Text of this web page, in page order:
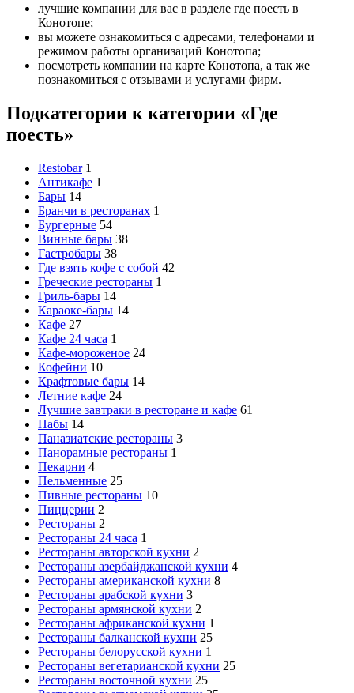
лучшие компании для вас в разделе где поесть в
Конотопе;
вы можете ознакомиться с адресами, телефонами и
режимом работы организаций Конотопа;
посмотреть компании на карте Конотопа, а так же
познакомиться с отзывами и услугами фирм.
Подкатегории к категории «Где
поесть»
Restobar 1
Антикафе 1
Бары 14
Бранчи в ресторанах 1
Бургерные 54
Винные бары 38
Гастробары 38
Где взять кофе с собой 42
Греческие рестораны 1
Гриль-бары 14
Караоке-бары 14
Кафе 27
Кафе 24 часа 1
Кафе-мороженое 24
Кофейни 10
Крафтовые бары 14
Летние кафе 24
Лучшие завтраки в ресторане и кафе 61
Пабы 14
Паназиатские рестораны 3
Панорамные рестораны 1
Пекарни 4
Пельменные 25
Пивные рестораны 10
Пиццерии 2
Рестораны 2
Рестораны 24 часа 1
Рестораны авторской кухни 2
Рестораны азербайджанской кухни 4
Рестораны американской кухни 8
Рестораны арабской кухни 3
Рестораны армянской кухни 2
Рестораны африканской кухни 1
Рестораны балканской кухни 25
Рестораны белорусской кухни 1
Рестораны вегетарианской кухни 25
Рестораны восточной кухни 25